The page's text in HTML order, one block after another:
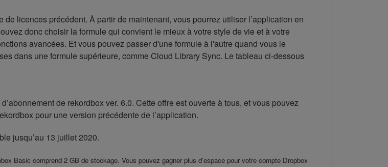
licences précédent. À partir de maintenant, vous pourrez utiliser l’application en
donc choisir la formule qui convient le mieux à votre style de vie et à votre
avancées. Et vous pouvez passer d'une formule à l'autre quand vous le
dans une formule supérieure, comme Cloud Library Sync. Le tableau ci-dessous
de rekordbox ver. 6.0. Cette offre est ouverte à tous, et vous pouvez
pour une version précédente de l’application.
jusqu’au 13 juillet 2020.
Basic comprend 2 GB de stockage. Vous pouvez gagner plus d’espace pour votre compte Dropbox